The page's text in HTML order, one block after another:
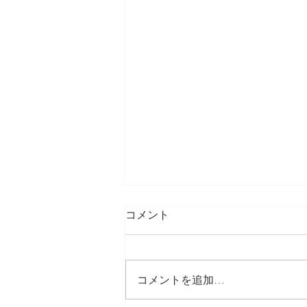
コメント
コメントを追加…